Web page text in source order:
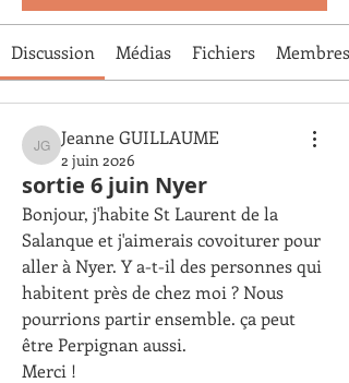
Discussion Médias Fichiers Membres
Jeanne GUILLAUME
Jeanne GUILLAUME
2 juin 2026
sortie 6 juin Nyer
Bonjour, j'habite St Laurent de la
Salanque et j'aimerais covoiturer pour
aller à Nyer. Y a-t-il des personnes qui
habitent près de chez moi ? Nous
pourrions partir ensemble. ça peut
être Perpignan aussi.
Merci !